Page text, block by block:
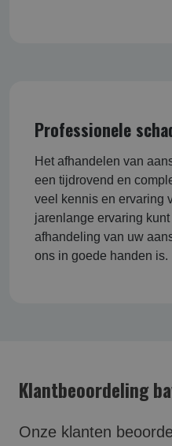
Professionele
Het afhandelen van
een tijdrovend en
veel kennis en ervaring
jarenlange ervaring
afhandeling van uw
ons in goede handen is.
Klantbeoordeling
Onze klanten